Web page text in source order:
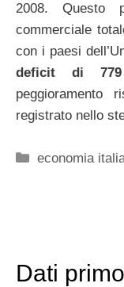
2008. Questo
commerciale
con i paesi
deficit di
peggioramento
registrato nello
Categorie
economia
Dati